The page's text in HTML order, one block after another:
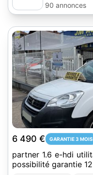
90 annonces
6 490 € GARANTIE 3 MOIS
partner 1.6 e-hdi
possibilité garantie